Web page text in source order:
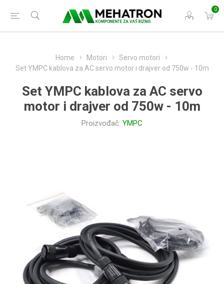
0
Home Motori
Servo motori
Set YMPC kablova za AC servo motor i drajver od 750w - 10m
Set YMPC kablova za AC servo
motor i drajver od 750w - 10m
Proizvođač: YMPC